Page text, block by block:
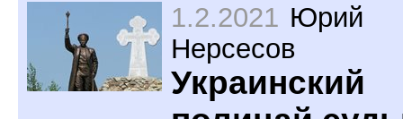
1.2.2021 Юрий
Нерсесов
Украинский